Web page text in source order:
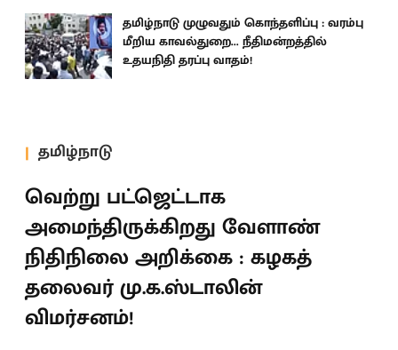
தமிழ்நாடு முழுவதும் கொந்தளிப்பு : வரம்பு
மீறிய காவல்துறை... நீதிமன்றத்தில்
உதயநிதி தரப்பு வாதம்!
தமிழ்நாடு
வெற்று பட்ஜெட்டாக
அமைந்திருக்கிறது வேளாண்
நிதிநிலை அறிக்கை : கழகத்
தலைவர் மு.க.ஸ்டாலின்
விமர்சனம்!